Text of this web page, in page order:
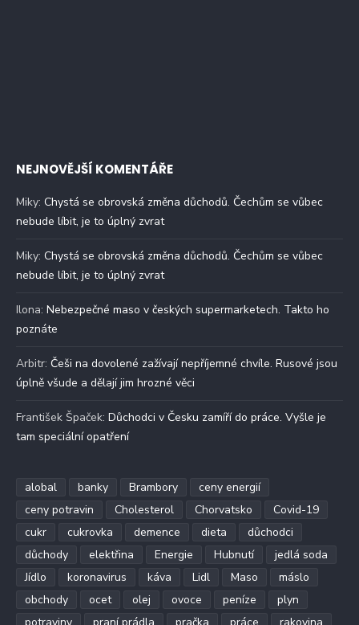
NEJNOVĚJŠÍ KOMENTÁŘE
Miky: Chystá se obrovská změna důchodů. Čechům se vůbec
nebude líbit, je to úplný zvrat
Miky: Chystá se obrovská změna důchodů. Čechům se vůbec
nebude líbit, je to úplný zvrat
Ilona: Nebezpečné maso v českých supermarketech. Takto ho
poznáte
Arbitr: Češi na dovolené zažívají nepříjemné chvíle. Rusové jsou
úplně všude a dělají jim hrozné věci
František Špaček: Důchodci v Česku zamíří do práce. Vyšle je
tam speciální opatření
alobal banky Brambory
ceny energií
ceny potravin
Cholesterol Chorvatsko
Covid-19
cukr
cukrovka demence dieta
důchodci
důchody
elektřina Energie Hubnutí
jedlá soda
Jídlo
koronavirus káva Lidl Maso
máslo
obchody
ocet olej ovoce peníze
plyn